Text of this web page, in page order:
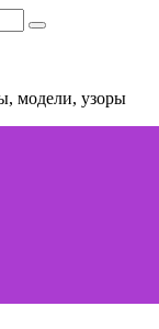
модели, узоры